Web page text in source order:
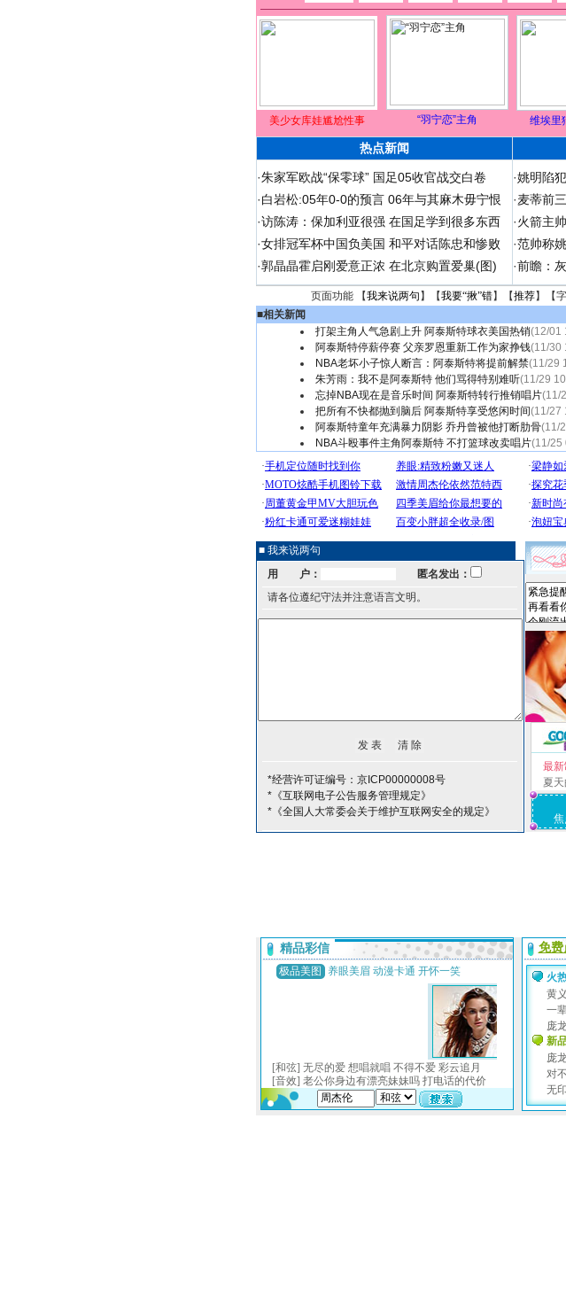
美少女库娃尴尬性事 “羽宁恋”主角 维埃里
热点新闻
·朱家军欧战“保零球” 国足05收官战交白卷
·白岩松:05年0-0的预言 06年与其麻木毋宁恨
·访陈涛：保加利亚很强 在国足学到很多东西
·女排冠军杯中国负美国 和平对话陈忠和惨败
·郭晶晶霍启刚爱意正浓 在北京购置爱巢(图)
·姚明陷
·麦蒂前
·火箭主
·范帅称
·前瞻：
页面功能 【我来说两句 】【我要“揪”错】【推荐】【
■相关新闻
打架主角人气急剧上升 阿泰斯特球衣美国热销(12/01
阿泰斯特停薪停赛 父亲罗恩重新工作为家挣钱(11/30
NBA老坏小子惊人断言：阿泰斯特将提前解禁(11/29
朱芳雨：我不是阿泰斯特 他们骂得特别难听(11/29
忘掉NBA现在是音乐时间 阿泰斯特转行推销唱片(11/
把所有不快都抛到脑后 阿泰斯特享受悠闲时间(11/27
阿泰斯特童年充满暴力阴影 乔丹曾被他打断肋骨(11/
NBA斗殴事件主角阿泰斯特 不打篮球改卖唱片(11/25
■ 我来说两句
用 户：
匿名发出：
请各位遵纪守法并注意语言文明。
*经营许可证编号：京ICP00000008号
*《互联网电子公告服务管理规定》
*《全国人大常委会关于维护互联网安全的规定》
最
夏
焦